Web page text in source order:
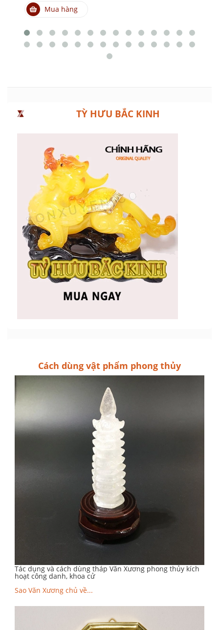
Mua hàng
TỲ HƯU BẮC KINH
Cách dùng vật phẩm phong thủy
Tác dụng và cách dùng tháp Văn Xương phong thủy kích
hoạt công danh, khoa cử
Sao Văn Xương chủ về...